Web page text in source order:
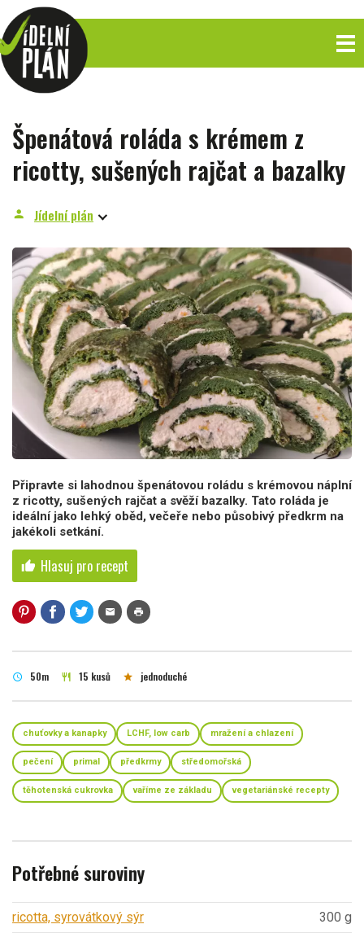
Špenátová roláda s krémem z
ricotty, sušených rajčat a bazalky
person Jídelní plán
Připravte si lahodnou špenátovou roládu s krémovou náplní
z ricotty, sušených rajčat a svěží bazalky. Tato roláda je
ideální jako lehký oběd, večeře nebo působivý předkrm na
jakékoli setkání.
thumb_up Hlasuj pro recept
mail print
schedule 50m restaurant 15 kusů star jednoduché
chuťovky a kanapky LCHF, low carb mražení a chlazení
pečení primal předkrmy středomořská
těhotenská cukrovka vaříme ze základu vegetariánské recepty
Potřebné suroviny
ricotta, syrovátkový sýr
300 g